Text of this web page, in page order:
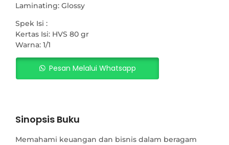
Laminating: Glossy
Spek Isi :
Kertas Isi: HVS 80 gr
Warna: 1/1
Pesan Melalui Whatsapp
Sinopsis Buku
Memahami keuangan dan bisnis dalam beragam